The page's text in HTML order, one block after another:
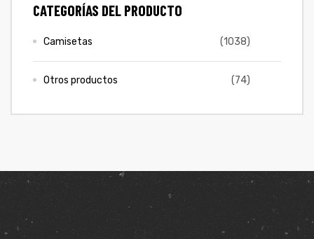
Entérate de ofertas exclusivas, nuevos productos, sorteos
y más.
CATEGORÍAS DEL PRODUCTO
Camisetas (1038)
Otros productos (74)
Store